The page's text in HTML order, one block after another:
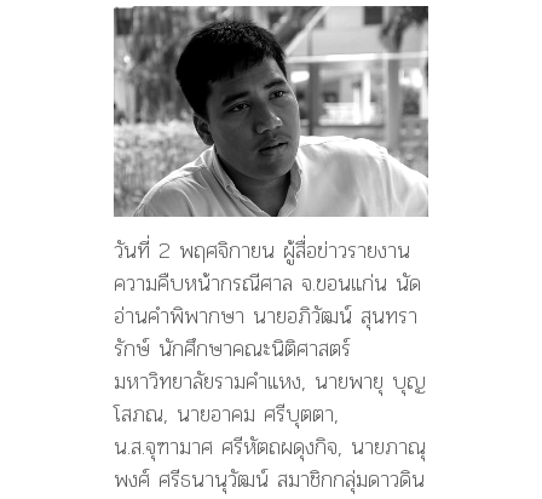
รอ
ลงอาญา
2
ปี
ให้
รายงาน
ตัว
คุม
ประพฤติ
กับ
ข่าย
วันที่ 2 พฤศจิกายน ผู้สื่อข่าวรายงาน
ความคืบหน้ากรณีศาล จ.ขอนแก่น นัด
อ่านคำพิพากษา นายอภิวัฒน์ สุนทรา
รักษ์ นักศึกษาคณะนิติศาสตร์
มหาวิทยาลัยรามคำแหง, นายพายุ บุญ
โสภณ, นายอาคม ศรีบุตตา,
น.ส.จุฑามาศ ศรีหัตถผดุงกิจ, นายภาณุ
พงศ์ ศรีธนานุวัฒน์ สมาชิกกลุ่มดาวดิน